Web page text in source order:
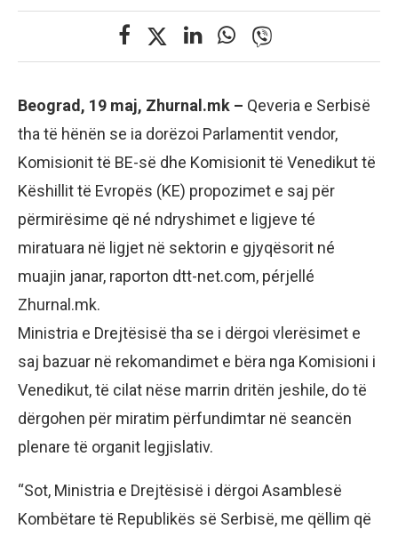
Beograd, 19 maj, Zhurnal.mk – Qeveria e Serbisë
tha të hënën se ia dorëzoi Parlamentit vendor,
Komisionit të BE-së dhe Komisionit të Venedikut të
Këshillit të Evropës (KE) propozimet e saj për
përmirësime që né ndryshimet e ligjeve té
miratuara në ligjet në sektorin e gjyqësorit né
muajin janar, raporton dtt-net.com, pérjellé
Zhurnal.mk.
Ministria e Drejtësisë tha se i dërgoi vlerësimet e
saj bazuar në rekomandimet e bëra nga Komisioni i
Venedikut, të cilat nëse marrin dritën jeshile, do të
dërgohen për miratim përfundimtar në seancën
plenare të organit legjislativ.
“Sot, Ministria e Drejtësisë i dërgoi Asamblesë
Kombëtare të Republikës së Serbisë, me qëllim që